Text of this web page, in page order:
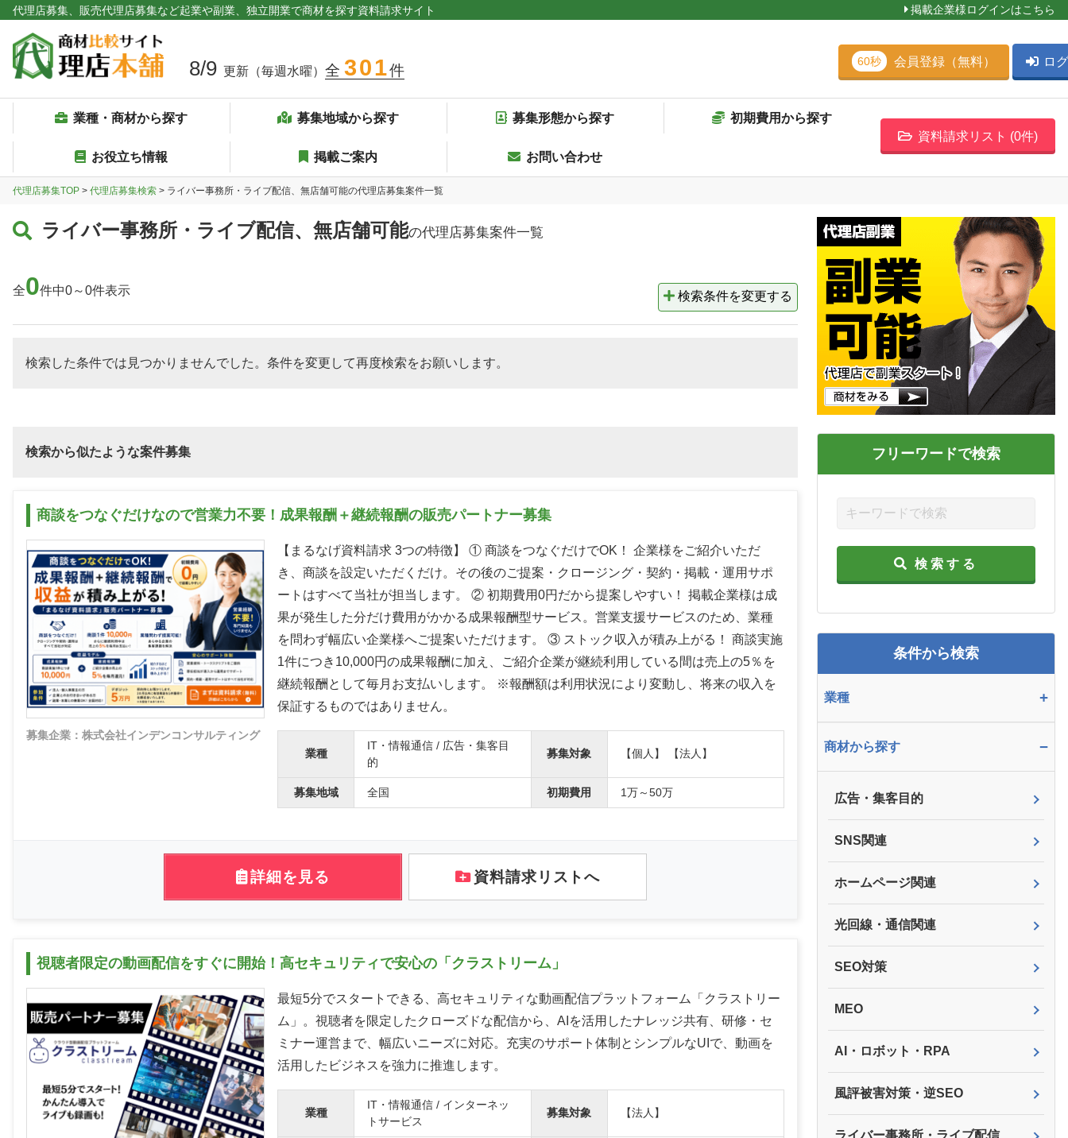
代理店募集、販売代理店募集など起業や副業、独立開業で商材を探す資料請求サイト 掲載企業様ログインはこちら
8/9 更新（毎週水曜） 全 301件
業種・商材から探す 募集地域から探す 募集形態から探す 初期費用から探す
お役立ち情報 掲載ご案内 お問い合わせ
資料請求リスト (0件)
60秒 会員登録（無料） ロ
代理店募集TOP > 代理店募集検索 > ライバー事務所・ライブ配信、無店舗可能の代理店募集案件一覧
ライバー事務所・ライブ配信、無店舗可能の代理店募集案件一覧
全0件中0～0件表示 検索条件を変更する
検索した条件では見つかりませんでした。条件を変更して再度検索をお願いします。
検索から似たような案件募集
商談をつなぐだけなので営業力不要！成果報酬＋継続報酬の販売パートナー募集
募集企業：株式会社インデンコンサルティング
【まるなげ資料請求 3つの特徴】 ① 商談をつなぐだけでOK！ 企業様をご紹介いただ
き、商談を設定いただくだけ。その後のご提案・クロージング・契約・掲載・運用サポ
ートはすべて当社が担当します。 ② 初期費用0円だから提案しやすい！ 掲載企業様は成
果が発生した分だけ費用がかかる成果報酬型サービス。営業支援サービスのため、業種
を問わず幅広い企業様へご提案いただけます。 ③ ストック収入が積み上がる！ 商談実施
1件につき10,000円の成果報酬に加え、ご紹介企業が継続利用している間は売上の5％を
継続報酬として毎月お支払いします。 ※報酬額は利用状況により変動し、将来の収入を
保証するものではありません。
業種
IT・情報通信 / 広告・集客目
的
募集対象 【個人】 【法人】
募集地域 全国 初期費用 1万～50万
詳細を見る 資料請求リストへ
視聴者限定の動画配信をすぐに開始！高セキュリティで安心の「クラストリーム」
最短5分でスタートできる、高セキュリティな動画配信プラットフォーム「クラストリー
ム」。視聴者を限定したクローズドな配信から、AIを活用したナレッジ共有、研修・セ
ミナー運営まで、幅広いニーズに対応。充実のサポート体制とシンプルなUIで、動画を
活用したビジネスを強力に推進します。
業種
IT・情報通信 / インターネッ
トサービス
募集対象 【法人】
フリーワードで検索
検索する
条件から検索
業種 +
商材から探す −
広告・集客目的
SNS関連
ホームページ関連
光回線・通信関連
SEO対策
MEO
AI・ロボット・RPA
風評被害対策・逆SEO